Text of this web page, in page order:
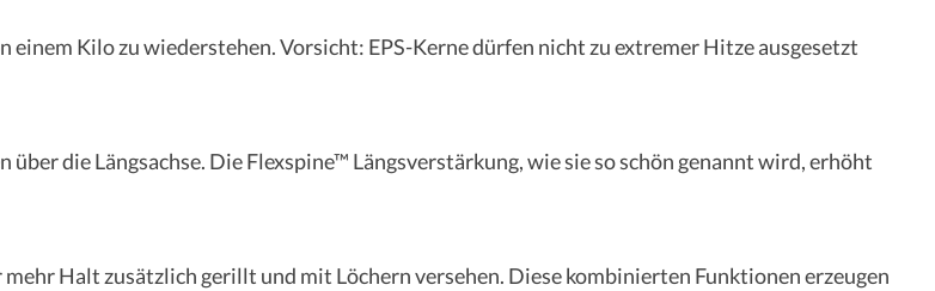
Kilo zu wiederstehen. Vorsicht: EPS-Kerne dürfen nicht zu extremer Hitze ausgesetzt
die Längsachse. Die Flexspine™ Längsverstärkung, wie sie so schön genannt wird, erhöht
Halt zusätzlich gerillt und mit Löchern versehen. Diese kombinierten Funktionen erzeugen